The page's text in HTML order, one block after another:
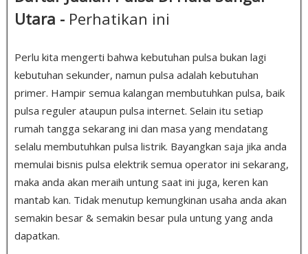
Utara - Perhatikan ini
Perlu kita mengerti bahwa kebutuhan pulsa bukan lagi
kebutuhan sekunder, namun pulsa adalah kebutuhan
primer. Hampir semua kalangan membutuhkan pulsa, baik
pulsa reguler ataupun pulsa internet. Selain itu setiap
rumah tangga sekarang ini dan masa yang mendatang
selalu membutuhkan pulsa listrik. Bayangkan saja jika anda
memulai bisnis pulsa elektrik semua operator ini sekarang,
maka anda akan meraih untung saat ini juga, keren kan
mantab kan. Tidak menutup kemungkinan usaha anda akan
semakin besar & semakin besar pula untung yang anda
dapatkan.